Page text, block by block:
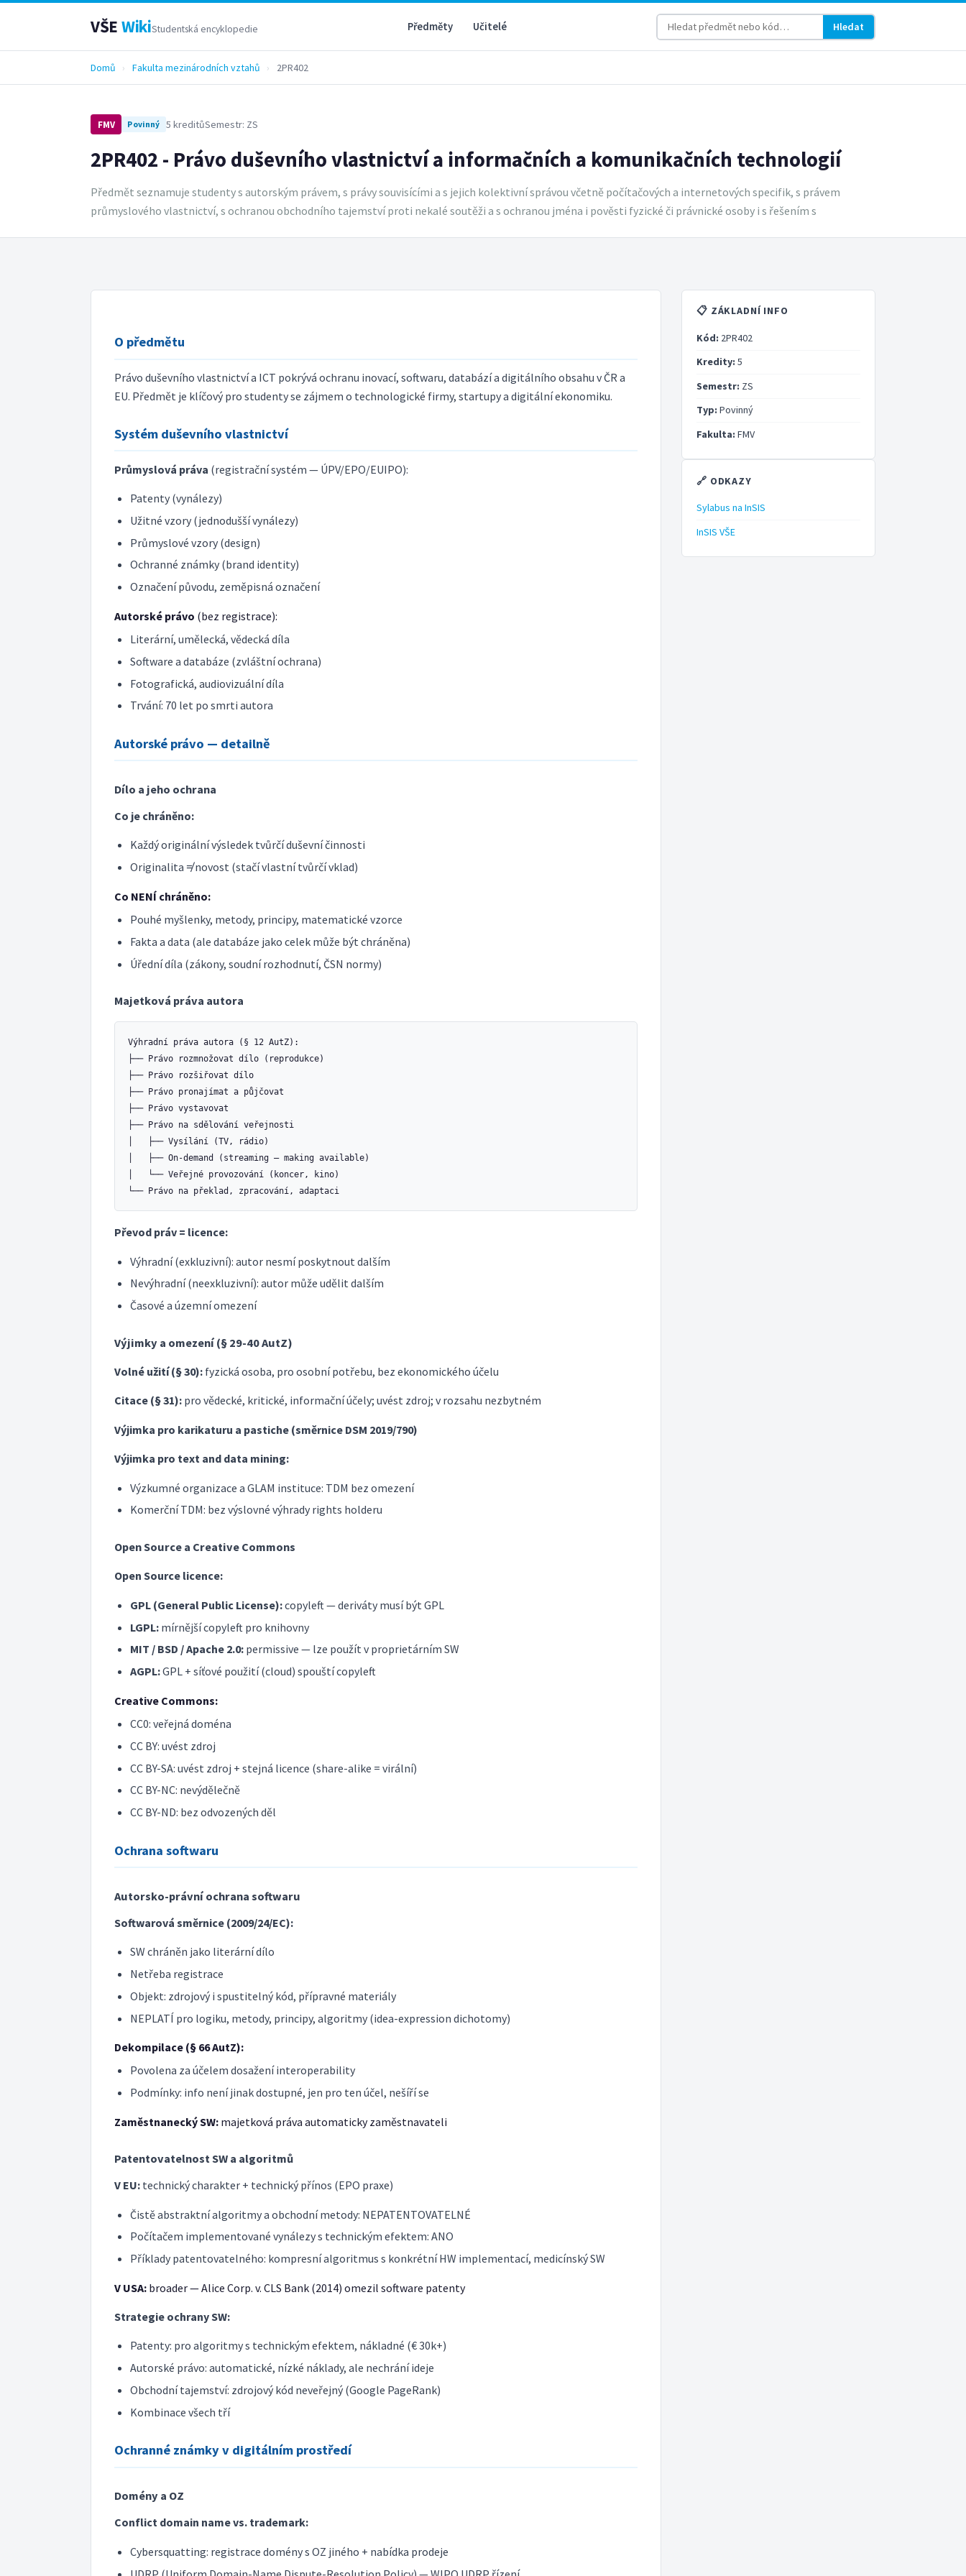
VŠE WikiStudentská encyklopedie Předměty Učitelé Hledat
Domů › Fakulta mezinárodních vztahů › 2PR402
FMV Povinný 5 kreditůSemestr: ZS
2PR402 - Právo duševního vlastnictví a informačních a komunikačních technologií
Předmět seznamuje studenty s autorským právem, s právy souvisícími a s jejich kolektivní správou včetně počítačových a internetových specifik, s právem
průmyslového vlastnictví, s ochranou obchodního tajemství proti nekalé soutěži a s ochranou jména i pověsti fyzické či právnické osoby i s řešením s
O předmětu
Právo duševního vlastnictví a ICT pokrývá ochranu inovací, softwaru, databází a digitálního obsahu v ČR a
EU. Předmět je klíčový pro studenty se zájmem o technologické firmy, startupy a digitální ekonomiku.
Systém duševního vlastnictví
Průmyslová práva (registrační systém — ÚPV/EPO/EUIPO):
Patenty (vynálezy)
Užitné vzory (jednodušší vynálezy)
Průmyslové vzory (design)
Ochranné známky (brand identity)
Označení původu, zeměpisná označení
Autorské právo (bez registrace):
Literární, umělecká, vědecká díla
Software a databáze (zvláštní ochrana)
Fotografická, audiovizuální díla
Trvání: 70 let po smrti autora
Autorské právo — detailně
Dílo a jeho ochrana
Co je chráněno:
Každý originální výsledek tvůrčí duševní činnosti
Originalita ≠ novost (stačí vlastní tvůrčí vklad)
Co NENÍ chráněno:
Pouhé myšlenky, metody, principy, matematické vzorce
Fakta a data (ale databáze jako celek může být chráněna)
Úřední díla (zákony, soudní rozhodnutí, ČSN normy)
Majetková práva autora
Výhradní práva autora (§ 12 AutZ):
├── Právo rozmnožovat dílo (reprodukce)
├── Právo rozšiřovat dílo
├── Právo pronajímat a půjčovat
├── Právo vystavovat
├── Právo na sdělování veřejnosti
│   ├── Vysílání (TV, rádio)
│   ├── On-demand (streaming — making available)
│   └── Veřejné provozování (koncer, kino)
└── Právo na překlad, zpracování, adaptaci
Převod práv = licence:
Výhradní (exkluzivní): autor nesmí poskytnout dalším
Nevýhradní (neexkluzivní): autor může udělit dalším
Časové a územní omezení
Výjimky a omezení (§ 29-40 AutZ)
Volné užití (§ 30): fyzická osoba, pro osobní potřebu, bez ekonomického účelu
Citace (§ 31): pro vědecké, kritické, informační účely; uvést zdroj; v rozsahu nezbytném
Výjimka pro karikaturu a pastiche (směrnice DSM 2019/790)
Výjimka pro text and data mining:
Výzkumné organizace a GLAM instituce: TDM bez omezení
Komerční TDM: bez výslovné výhrady rights holderu
Open Source a Creative Commons
Open Source licence:
GPL (General Public License):copyleft — deriváty musí být GPL
LGPL: mírnější copyleft pro knihovny
MIT / BSD / Apache 2.0: permissive — lze použít v proprietárním SW
AGPL:GPL + síťové použití (cloud) spouští copyleft
Creative Commons:
CC0: veřejná doména
CC BY: uvést zdroj
CC BY-SA: uvést zdroj + stejná licence (share-alike = virální)
CC BY-NC: nevýdělečně
CC BY-ND: bez odvozených děl
Ochrana softwaru
Autorsko-právní ochrana softwaru
Softwarová směrnice (2009/24/EC):
SW chráněn jako literární dílo
Netřeba registrace
Objekt: zdrojový i spustitelný kód, přípravné materiály
NEPLATÍ pro logiku, metody, principy, algoritmy (idea-expression dichotomy)
Dekompilace (§ 66 AutZ):
Povolena za účelem dosažení interoperability
Podmínky: info není jinak dostupné, jen pro ten účel, nešíří se
Zaměstnanecký SW: majetková práva automaticky zaměstnavateli
Patentovatelnost SW a algoritmů
V EU: technický charakter + technický přínos (EPO praxe)
Čistě abstraktní algoritmy a obchodní metody: NEPATENTOVATELNÉ
Počítačem implementované vynálezy s technickým efektem: ANO
Příklady patentovatelného: kompresní algoritmus s konkrétní HW implementací, medicínský SW
V USA: broader — Alice Corp. v. CLS Bank (2014) omezil software patenty
Strategie ochrany SW:
Patenty: pro algoritmy s technickým efektem, nákladné (€ 30k+)
Autorské právo: automatické, nízké náklady, ale nechrání ideje
Obchodní tajemství: zdrojový kód neveřejný (Google PageRank)
Kombinace všech tří
Ochranné známky v digitálním prostředí
Domény a OZ
Conflict domain name vs. trademark:
Cybersquatting: registrace domény s OZ jiného + nabídka prodeje
📋 ZÁKLADNÍ INFO
Kód: 2PR402
Kredity: 5
Semestr: ZS
Typ: Povinný
Fakulta: FMV
🔗 ODKAZY
Sylabus na InSIS
InSIS VŠE